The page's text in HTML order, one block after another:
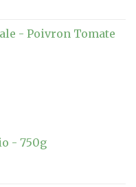
- Poivron Tomate
- 750g